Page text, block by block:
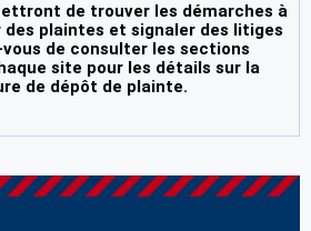
de trouver les démarches à
des plaintes et signaler des litiges
de consulter les sections
site pour les détails sur la
de dépôt de plainte.